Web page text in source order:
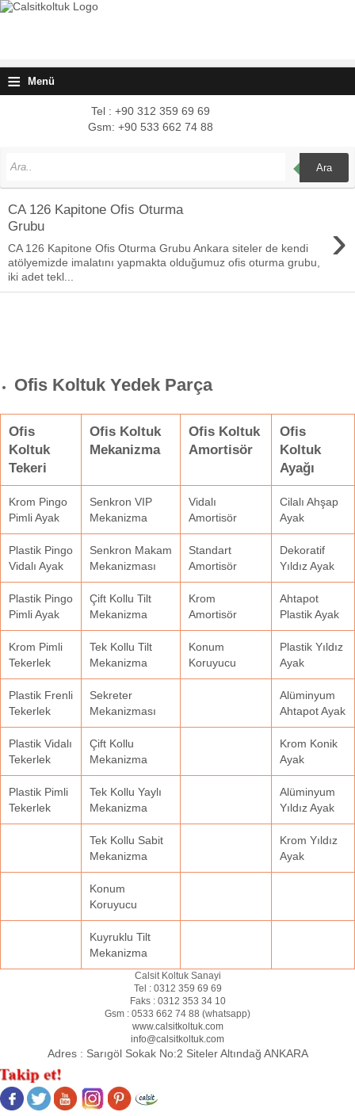
≡ Menü
Tel : +90 312 359 69 69
Gsm: +90 533 662 74 88
Ara
CA 126 Kapitone Ofis Oturma
Grubu
›
CA 126 Kapitone Ofis Oturma Grubu Ankara siteler de kendi
atölyemizde imalatını yapmakta olduğumuz ofis oturma grubu,
iki adet tekl...
Ofis Koltuk Yedek Parça
Ofis
Koltuk
Tekeri
Ofis Koltuk
Mekanizma
Ofis Koltuk
Amortisör
Ofis
Koltuk
Ayağı
Krom Pingo
Pimli Ayak
Senkron VIP
Mekanizma
Vidalı
Amortisör
Cilalı Ahşap
Ayak
Plastik Pingo
Vidalı Ayak
Senkron Makam
Mekanizması
Standart
Amortisör
Dekoratif
Yıldız Ayak
Plastik Pingo
Pimli Ayak
Çift Kollu Tilt
Mekanizma
Krom
Amortisör
Ahtapot
Plastik Ayak
Krom Pimli
Tekerlek
Tek Kollu Tilt
Mekanizma
Konum
Koruyucu
Plastik Yıldız
Ayak
Plastik Frenli
Tekerlek
Sekreter
Mekanizması
Alüminyum
Ahtapot Ayak
Plastik Vidalı
Tekerlek
Çift Kollu
Mekanizma
Krom Konik
Ayak
Plastik Pimli
Tekerlek
Tek Kollu Yaylı
Mekanizma
Alüminyum
Yıldız Ayak
Tek Kollu Sabit
Mekanizma
Krom Yıldız
Ayak
Konum
Koruyucu
Kuyruklu Tilt
Mekanizma
Calsit Koltuk Sanayi
Tel : 0312 359 69 69
Faks : 0312 353 34 10
Gsm : 0533 662 74 88 (whatsapp)
www.calsitkoltuk.com
info@calsitkoltuk.com
Adres : Sarıgöl Sokak No:2 Siteler Altındağ ANKARA